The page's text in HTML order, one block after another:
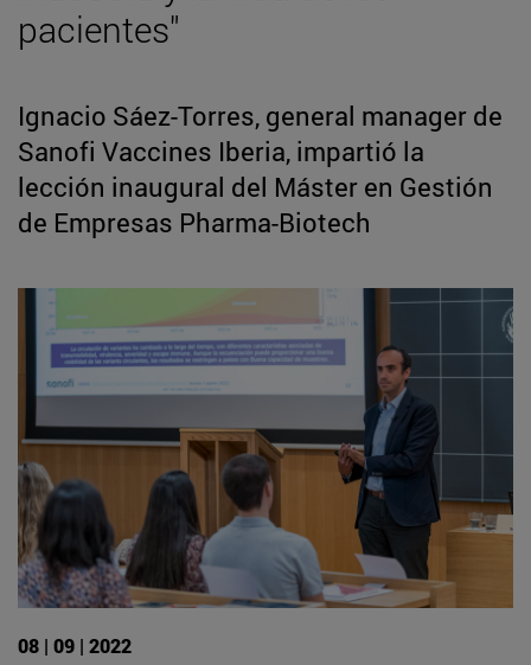
pacientes"
Ignacio Sáez-Torres, general manager de
Sanofi Vaccines Iberia, impartió la
lección inaugural del Máster en Gestión
de Empresas Pharma-Biotech
08 | 09 | 2022